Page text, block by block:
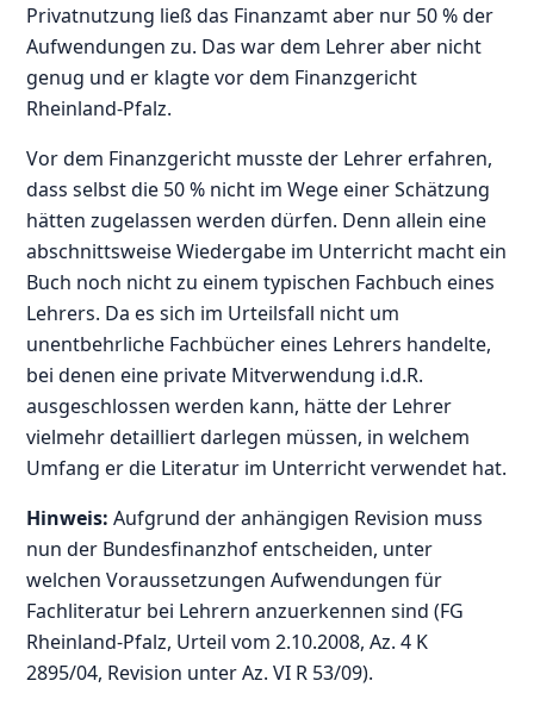
Privatnutzung ließ das Finanzamt aber nur 50 % der
Aufwendungen zu. Das war dem Lehrer aber nicht
genug und er klagte vor dem Finanzgericht
Rheinland-Pfalz.
Vor dem Finanzgericht musste der Lehrer erfahren,
dass selbst die 50 % nicht im Wege einer Schätzung
hätten zugelassen werden dürfen. Denn allein eine
abschnittsweise Wiedergabe im Unterricht macht ein
Buch noch nicht zu einem typischen Fachbuch eines
Lehrers. Da es sich im Urteilsfall nicht um
unentbehrliche Fachbücher eines Lehrers handelte,
bei denen eine private Mitverwendung i.d.R.
ausgeschlossen werden kann, hätte der Lehrer
vielmehr detailliert darlegen müssen, in welchem
Umfang er die Literatur im Unterricht verwendet hat.
Hinweis: Aufgrund der anhängigen Revision muss
nun der Bundesfinanzhof entscheiden, unter
welchen Voraussetzungen Aufwendungen für
Fachliteratur bei Lehrern anzuerkennen sind (FG
Rheinland-Pfalz, Urteil vom 2.10.2008, Az. 4 K
2895/04, Revision unter Az. VI R 53/09).